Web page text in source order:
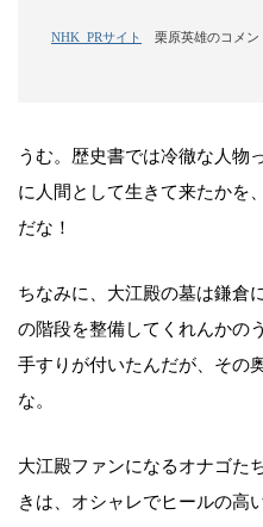
NHK_PRサイト 栗原英雄のコメン
うむ。歴史書では冷徹な人物
に人間として生きて来たかを
だな！
ちなみに、大江殿の墓は鎌
の階段を整備してくれんか
手すりが付いたんだが、その
な。
大江殿ファンになるオナゴた
きは、オシャレでヒールの高